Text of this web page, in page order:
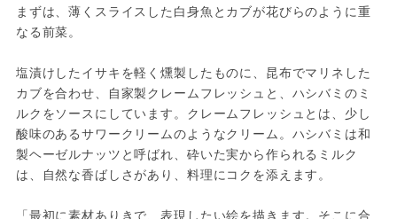
まずは、薄くスライスした白身魚とカブが花びらのように重
なる前菜。
塩漬けしたイサキを軽く燻製したものに、昆布でマリネした
カブを合わせ、自家製クレームフレッシュと、ハシバミのミ
ルクをソースにしています。クレームフレッシュとは、少し
酸味のあるサワークリームのようなクリーム。ハシバミは和
製ヘーゼルナッツと呼ばれ、砕いた実から作られるミルク
は、自然な香ばしさがあり、料理にコクを添えます。
「最初に素材ありきで、表現したい絵を描きます。そこに合